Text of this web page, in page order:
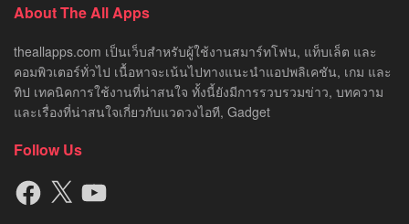
About The All Apps
theallapps.com เป็นเว็บสำหรับผู้ใช้งานสมาร์ทโฟน, แท็บเล็ต และ
คอมพิวเตอร์ทั่วไป เนื้อหาจะเน้นไปทางแนะนำแอปพลิเคชัน, เกม และ
ทิป เทคนิคการใช้งานที่น่าสนใจ ทั้งนี้ยังมีการรวบรวมข่าว, บทความ
และเรื่องที่น่าสนใจเกี่ยวกับแวดวงไอที, Gadget
Follow Us
Facebook
X YouTube